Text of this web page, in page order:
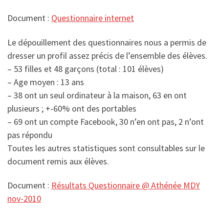
Document : Questionnaire internet
Le dépouillement des questionnaires nous a permis de
dresser un profil assez précis de l’ensemble des élèves.
– 53 filles et 48 garçons (total : 101 élèves)
– Age moyen : 13 ans
– 38 ont un seul ordinateur à la maison, 63 en ont
plusieurs ; +-60% ont des portables
– 69 ont un compte Facebook, 30 n’en ont pas, 2 n’ont
pas répondu
Toutes les autres statistiques sont consultables sur le
document remis aux élèves.
Document : Résultats Questionnaire @ Athénée MDY
nov-2010